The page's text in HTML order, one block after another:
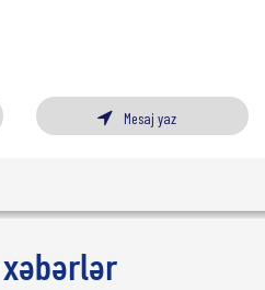
Mesaj yaz